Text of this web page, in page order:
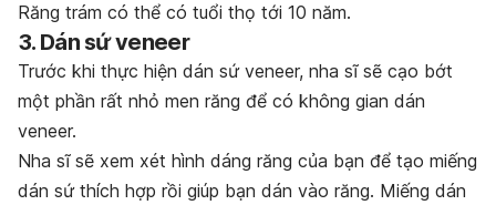
Răng trám có thể có tuổi thọ tới 10 năm.
3. Dán sứ veneer
Trước khi thực hiện dán sứ veneer, nha sĩ sẽ cạo bớt
một phần rất nhỏ men răng để có không gian dán
veneer.
Nha sĩ sẽ xem xét hình dáng răng của bạn để tạo miếng
dán sứ thích hợp rồi giúp bạn dán vào răng. Miếng dán